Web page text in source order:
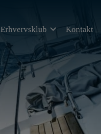
Erhvervsklub Kontakt